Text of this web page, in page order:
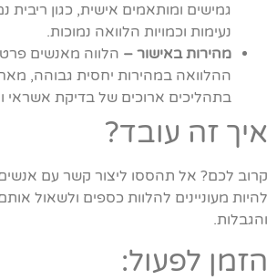
גמישים ומותאמים אישית, כגון ריבית
נעימות וכמויות הלוואה נמוכות.
מהירות באישור – הלווה מאנשים
ההלוואה במהירות יחסית גבוהה,
בתהליכים ארוכים של בדיקת אשראי
איך זה עובד?
קרוב לכם? אל תהססו ליצור קשר עם
להיות מעוניינים להלוות כספים ולשאול
והגבלות.
הזמן לפעול: